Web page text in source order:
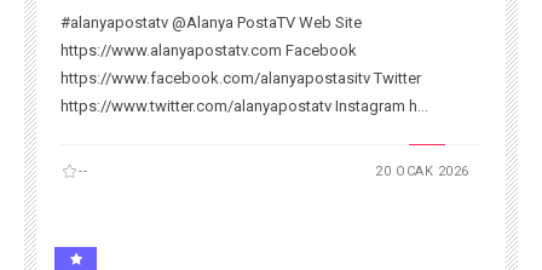
#alanyapostatv @Alanya PostaTV Web Site
https://www.alanyapostatv.com Facebook
https://www.facebook.com/alanyapostasitv Twitter
https://www.twitter.com/alanyapostatv Instagram h...
-- 20 OCAK 2026